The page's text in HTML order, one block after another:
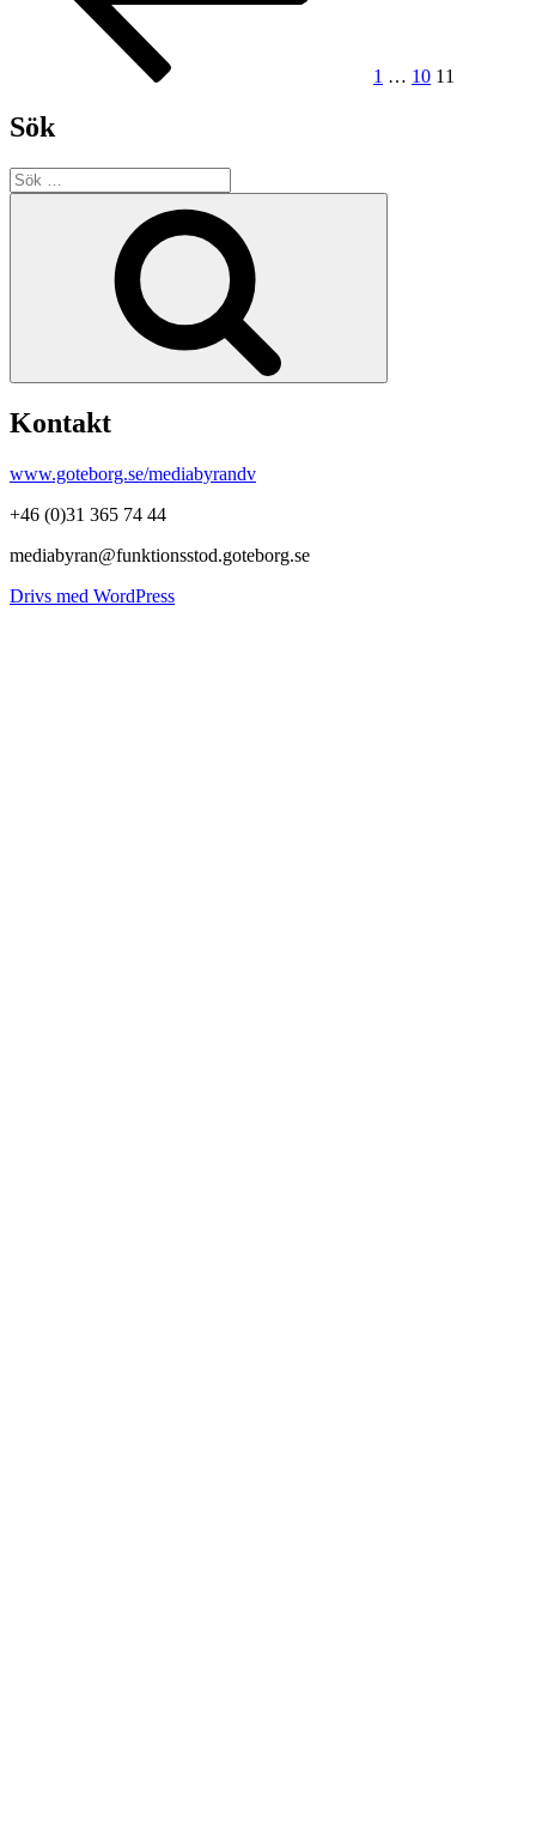
1 … 10 11
Sök
Sök
efter:
Kontakt
www.goteborg.se/mediabyrandv
+46 (0)31 365 74 44
mediabyran@funktionsstod.goteborg.se
Drivs med WordPress